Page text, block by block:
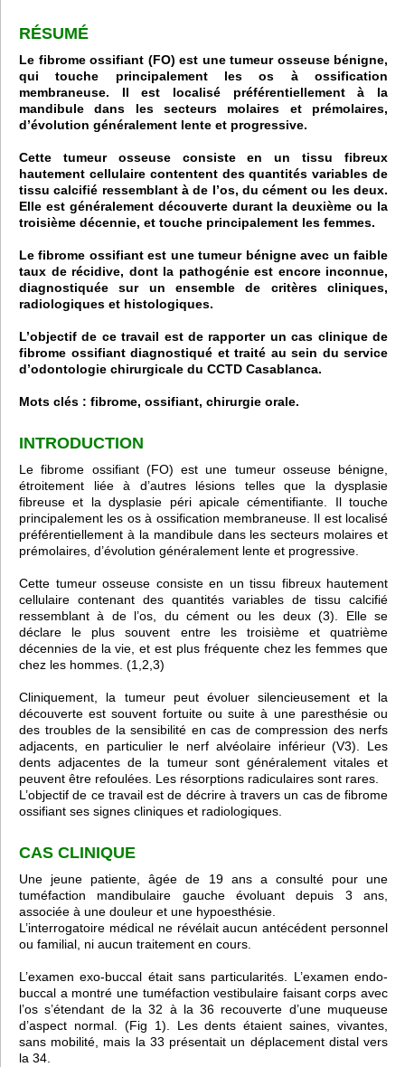
RÉSUMÉ
Le fibrome ossifiant (FO) est une tumeur osseuse bénigne,
qui touche principalement les os à ossification
membraneuse. Il est localisé préférentiellement à la
mandibule dans les secteurs molaires et prémolaires,
d’évolution généralement lente et progressive.
Cette tumeur osseuse consiste en un tissu fibreux
hautement cellulaire contentent des quantités variables de
tissu calcifié ressemblant à de l’os, du cément ou les deux.
Elle est généralement découverte durant la deuxième ou la
troisième décennie, et touche principalement les femmes.
Le fibrome ossifiant est une tumeur bénigne avec un faible
taux de récidive, dont la pathogénie est encore inconnue,
diagnostiquée sur un ensemble de critères cliniques,
radiologiques et histologiques.
L’objectif de ce travail est de rapporter un cas clinique de
fibrome ossifiant diagnostiqué et traité au sein du service
d’odontologie chirurgicale du CCTD Casablanca.
Mots clés : fibrome, ossifiant, chirurgie orale.
INTRODUCTION
Le fibrome ossifiant (FO) est une tumeur osseuse bénigne,
étroitement liée à d’autres lésions telles que la dysplasie
fibreuse et la dysplasie péri apicale cémentifiante. Il touche
principalement les os à ossification membraneuse. Il est localisé
préférentiellement à la mandibule dans les secteurs molaires et
prémolaires, d’évolution généralement lente et progressive.
Cette tumeur osseuse consiste en un tissu fibreux hautement
cellulaire contenant des quantités variables de tissu calcifié
ressemblant à de l’os, du cément ou les deux (3). Elle se
déclare le plus souvent entre les troisième et quatrième
décennies de la vie, et est plus fréquente chez les femmes que
chez les hommes. (1,2,3)
Cliniquement, la tumeur peut évoluer silencieusement et la
découverte est souvent fortuite ou suite à une paresthésie ou
des troubles de la sensibilité en cas de compression des nerfs
adjacents, en particulier le nerf alvéolaire inférieur (V3). Les
dents adjacentes de la tumeur sont généralement vitales et
peuvent être refoulées. Les résorptions radiculaires sont rares.
L’objectif de ce travail est de décrire à travers un cas de fibrome
ossifiant ses signes cliniques et radiologiques.
CAS CLINIQUE
Une jeune patiente, âgée de 19 ans a consulté pour une
tuméfaction mandibulaire gauche évoluant depuis 3 ans,
associée à une douleur et une hypoesthésie.
L’interrogatoire médical ne révélait aucun antécédent personnel
ou familial, ni aucun traitement en cours.
L’examen exo-buccal était sans particularités. L’examen endo-
buccal a montré une tuméfaction vestibulaire faisant corps avec
l’os s’étendant de la 32 à la 36 recouverte d’une muqueuse
d’aspect normal. (Fig 1). Les dents étaient saines, vivantes,
sans mobilité, mais la 33 présentait un déplacement distal vers
la 34.